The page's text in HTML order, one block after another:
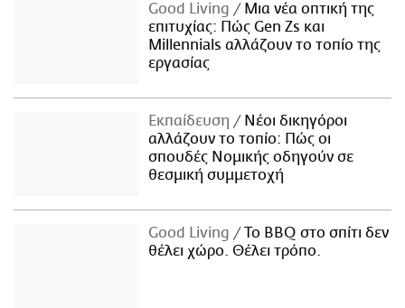
Good Living
Μια νέα οπτική της
επιτυχίας: Πώς Gen Zs και
Millennials αλλάζουν το τοπίο της
εργασίας
Εκπαίδευση
Νέοι δικηγόροι
αλλάζουν το τοπίο: Πώς οι
σπουδές Νομικής οδηγούν σε
θεσμική συμμετοχή
Good Living
Το BBQ στο σπίτι δεν
θέλει χώρο. Θέλει τρόπο.